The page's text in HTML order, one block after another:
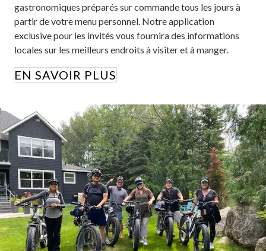
gastronomiques préparés sur commande tous les jours à
partir de votre menu personnel. Notre application
exclusive pour les invités vous fournira des informations
locales sur les meilleurs endroits à visiter et à manger.
EN SAVOIR PLUS